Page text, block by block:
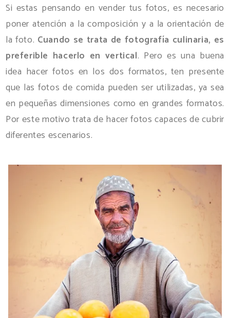
Si estas pensando en vender tus fotos, es necesario
poner atención a la composición y a la orientación de
la foto. Cuando se trata de fotografía culinaria, es
preferible hacerlo en vertical. Pero es una buena
idea hacer fotos en los dos formatos, ten presente
que las fotos de comida pueden ser utilizadas, ya sea
en pequeñas dimensiones como en grandes formatos.
Por este motivo trata de hacer fotos capaces de cubrir
diferentes escenarios.